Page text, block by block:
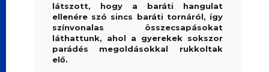
látszott, hogy a baráti hangulat
ellenére szó sincs baráti tornáról, így
színvonalas összecsapásokat
láthattunk, ahol a gyerekek sokszor
parádés megoldásokkal rukkoltak
elő.